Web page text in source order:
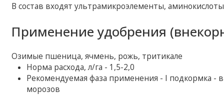
В состав входят ультрамикроэлементы,
Применение удобрения
Озимые пшеница, ячмень, рожь, тритикале
Норма расхода, л/га - 1,5-2,0
Рекомендуемая фаза применения - І подкормка -
морозов